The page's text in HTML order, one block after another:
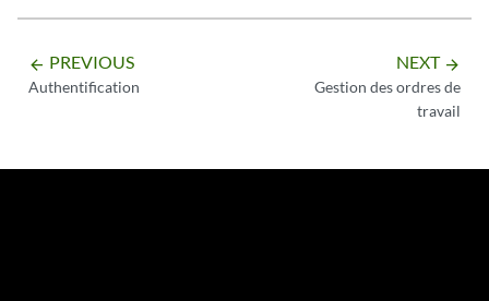
arrow_backward PREVIOUS
Authentification
NEXT arrow_forward
Gestion des ordres de
travail